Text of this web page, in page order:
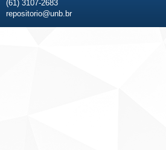
(61) 3107-2683
repositorio@unb.br